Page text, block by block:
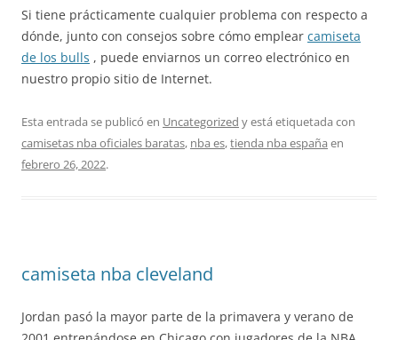
Si tiene prácticamente cualquier problema con respecto a
dónde, junto con consejos sobre cómo emplear camiseta
de los bulls , puede enviarnos un correo electrónico en
nuestro propio sitio de Internet.
Esta entrada se publicó en Uncategorized y está etiquetada con
camisetas nba oficiales baratas, nba es,tienda nba españa en
febrero 26, 2022.
camiseta nba cleveland
Jordan pasó la mayor parte de la primavera y verano de